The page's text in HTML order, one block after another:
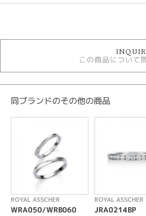
結婚指輪
結婚指輪 ＞ シンプルデザイン
ロイヤルアッシャー
デザイン
テイスト
結婚指輪 シンプル
性別
この商品について
同ブランドのその他の商品
ROYAL ASSCHER
WRA050/WRB060
ROYAL ASSCHER
JRA0214BP